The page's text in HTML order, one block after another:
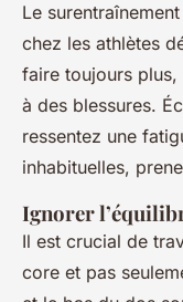
Le
chez les athlètes
faire toujours plus,
à des blessures.
ressentez une
inhabituelles,
Ignorer
Il est crucial de
core et pas